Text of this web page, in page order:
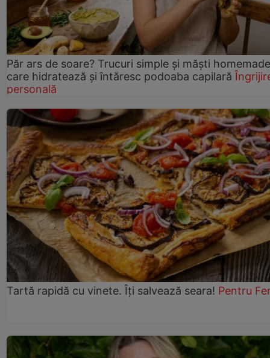
Păr ars de soare? Trucuri simple și măști homemade
care hidratează și întăresc podoaba capilară
personală
Tartă rapidă cu vinete. Îți salvează seara! Pentru